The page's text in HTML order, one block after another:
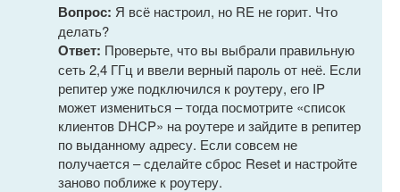
Вопрос: Я всё настроил, но RE не горит. Что
делать?
Ответ: Проверьте, что вы выбрали правильную
сеть 2,4 ГГц и ввели верный пароль от неё. Если
репитер уже подключился к роутеру, его IP
может измениться – тогда посмотрите «список
клиентов DHCP» на роутере и зайдите в репитер
по выданному адресу. Если совсем не
получается – сделайте сброс Reset и настройте
заново поближе к роутеру.